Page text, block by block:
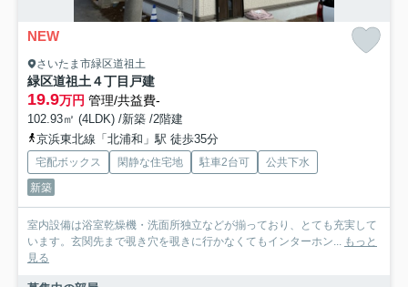
NEW
さいたま市緑区道祖土
緑区道祖土４丁目戸建
19.9万円 管理/共益費-
102.93㎡ (4LDK) /新築 /2階建
京浜東北線「北浦和」駅 徒歩35分
宅配ボックス 閑静な住宅地 駐車2台可
公共下水
新築
室内設備は浴室乾燥機・洗面所独立などが揃っており、とても充実して
います。玄関先まで覗き穴を覗きに行かなくてもインターホン... もっと
見る